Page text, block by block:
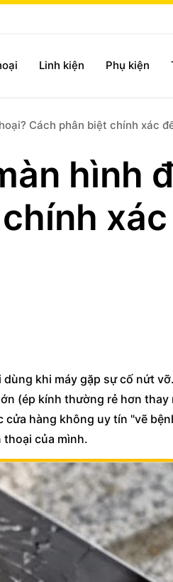
Linh kiện Phụ kiện
Cách phân biệt chính xác
hình
khi máy gặp sự cố nứt
(ép kính thường rẻ hơn thay
hàng không uy tín "vẽ
thoại của mình.